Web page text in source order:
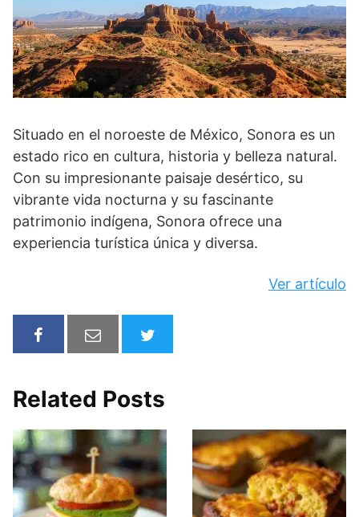
Situado en el noroeste de México, Sonora es un
estado rico en cultura, historia y belleza natural.
Con su impresionante paisaje desértico, su
vibrante vida nocturna y su fascinante
patrimonio indígena, Sonora ofrece una
experiencia turística única y diversa.
Ver artículo
Related Posts